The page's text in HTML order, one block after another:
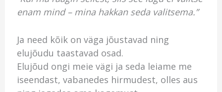
enam mind – mina hakkan seda valitsema.”
Ja need kõik on väga jõustavad ning
elujõudu taastavad osad.
Elujõud ongi meie vägi ja seda leiame me
iseendast, vabanedes hirmudest, olles aus